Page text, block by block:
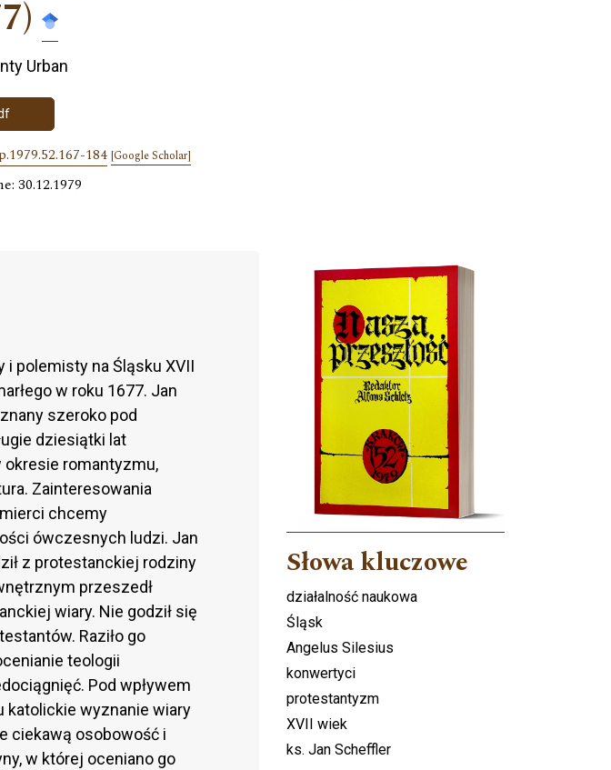
Urban
184 [Google Scholar]
30.12.1979
polemisty na Śląsku XVII
w roku 1677. Jan
szeroko pod
dziesiątki lat
okresie romantyzmu,
Zainteresowania
chcemy
ówczesnych ludzi. Jan
z protestanckiej rodziny
przeszedł
wiary. Nie godził się
Raziło go
teologii
Pod wpływem
katolickie wyznanie wiary
ciekawą osobowość i
w której oceniano go
Cover image
Słowa kluczowe
działalność naukowa
Śląsk
Angelus Silesius
konwertyci
protestantyzm
XVII wiek
ks. Jan Scheffler